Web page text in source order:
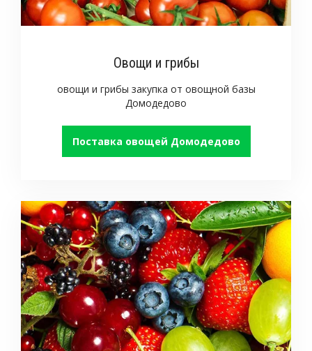
Овощи и грибы
овощи и грибы закупка от овощной базы
Домодедово
Поставка овощей Домодедово